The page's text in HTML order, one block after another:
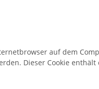
auf dem
Dieser Cookie